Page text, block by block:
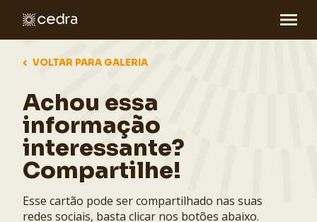
VOLTAR PARA GALERIA
Achou essa
informação
interessante?
Compartilhe!
Esse cartão pode ser compartilhado nas suas
redes sociais, basta clicar nos botões abaixo.